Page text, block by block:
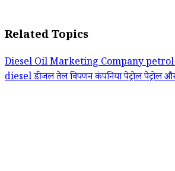
Related Topics
DieselOil Marketing Company
dieselडीजलतेल विपणन कंपनियापेट्रोलपेट्रोल